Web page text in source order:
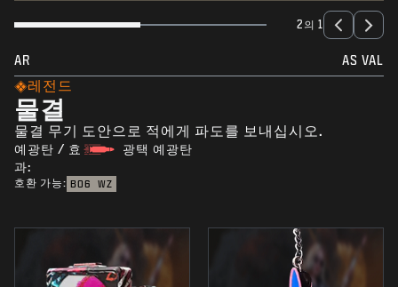
2의 1
AR AS VAL
레전드
물결
물결 무기 도안으로 적에게 파도를 보내십시오.
예광탄 / 효
과:
광택 예광탄
호환 가능: BO6 WZ